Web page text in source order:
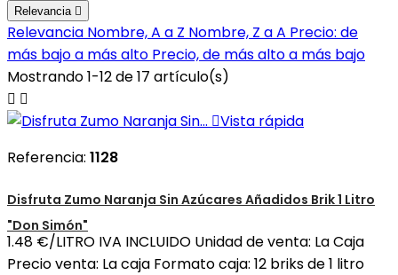
Relevancia 
Relevancia Nombre, A a Z Nombre, Z a A Precio: de
más bajo a más alto Precio, de más alto a más bajo
Mostrando 1-12 de 17 artículo(s)
 
Vista rápida
Referencia: 1128
Disfruta Zumo Naranja Sin Azúcares Añadidos Brik 1 Litro
"Don Simón"
1.48 €/LITRO IVA INCLUIDO Unidad de venta: La Caja
Precio venta: La caja Formato caja: 12 briks de 1 litro